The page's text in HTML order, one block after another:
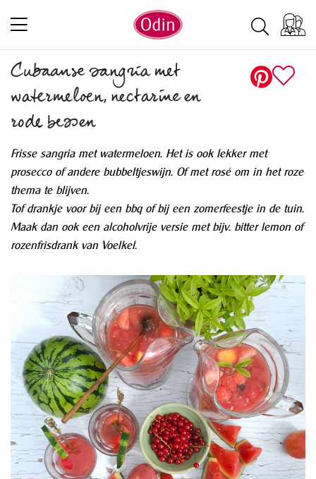
Cubaanse sangria met
watermeloen, nectarine en
rode bessen
Frisse sangria met watermeloen. Het is ook lekker met
prosecco of andere bubbeltjeswijn. Of met rosé om in het roze
thema te blijven.
Tof drankje voor bij een bbq of bij een zomerfeestje in de tuin.
Maak dan ook een alcoholvrije versie met bijv. bitter lemon of
rozenfrisdrank van Voelkel.